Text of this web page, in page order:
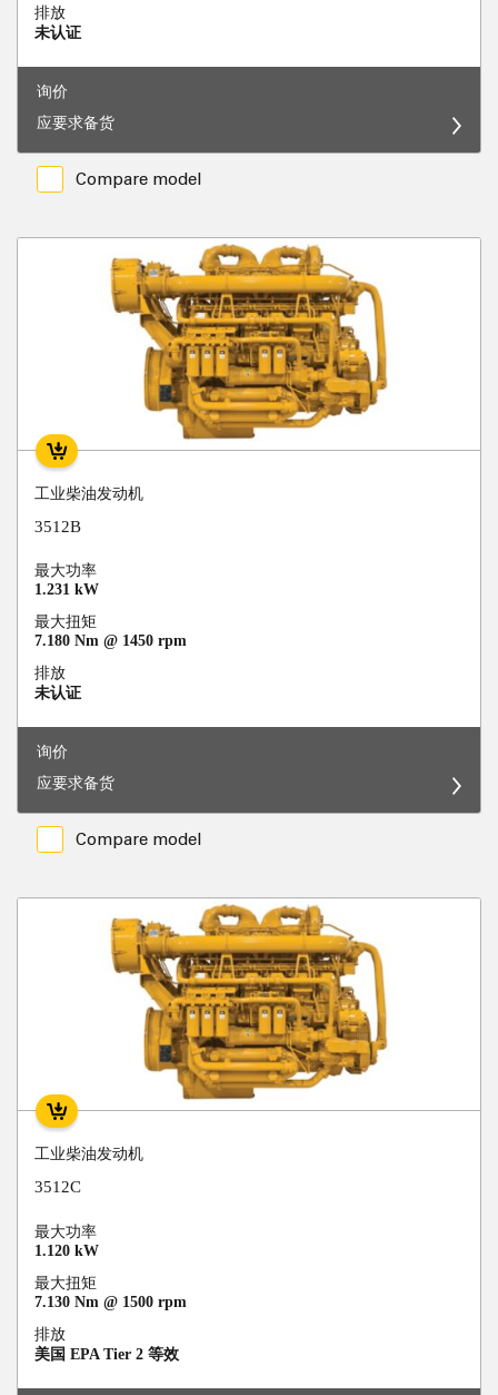
排放
未认证
询价
应要求备货
Compare model
工业柴油发动机
3512B
最大功率
1.231 kW
最大扭矩
7.180 Nm @ 1450 rpm
排放
未认证
询价
应要求备货
Compare model
工业柴油发动机
3512C
最大功率
1.120 kW
最大扭矩
7.130 Nm @ 1500 rpm
排放
美国 EPA Tier 2 等效